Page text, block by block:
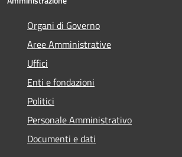
Organi di Governo
Aree Amministrative
Uffici
Enti e fondazioni
Politici
Personale Amministrativo
Documenti e dati